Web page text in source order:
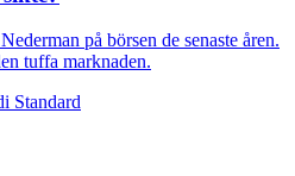
på börsen de senaste åren.
tuffa marknaden.
Standard